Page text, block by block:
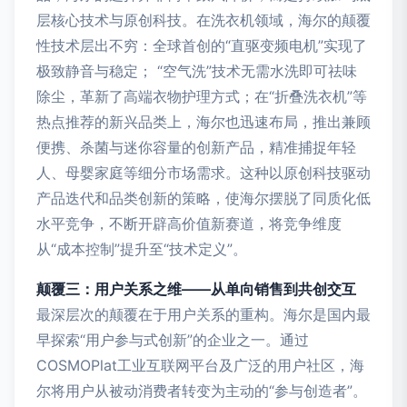
层核心技术与原创科技。在洗衣机领域，海尔的颠覆
性技术层出不穷：全球首创的“直驱变频电机”实现了
极致静音与稳定； “空气洗”技术无需水洗即可祛味
除尘，革新了高端衣物护理方式；在“折叠洗衣机”等
热点推荐的新兴品类上，海尔也迅速布局，推出兼顾
便携、杀菌与迷你容量的创新产品，精准捕捉年轻
人、母婴家庭等细分市场需求。这种以原创科技驱动
产品迭代和品类创新的策略，使海尔摆脱了同质化低
水平竞争，不断开辟高价值新赛道，将竞争维度
从“成本控制”提升至“技术定义”。
颠覆三：用户关系之维——从单向销售到共创交互
最深层次的颠覆在于用户关系的重构。海尔是国内最
早探索“用户参与式创新”的企业之一。通过
COSMOPlat工业互联网平台及广泛的用户社区，海
尔将用户从被动消费者转变为主动的“参与创造者”。